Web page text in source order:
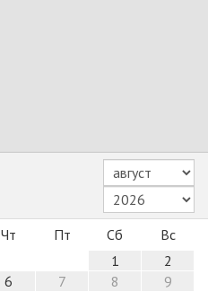
Чт Пт Сб
Вс
1
2
6 7 8
9